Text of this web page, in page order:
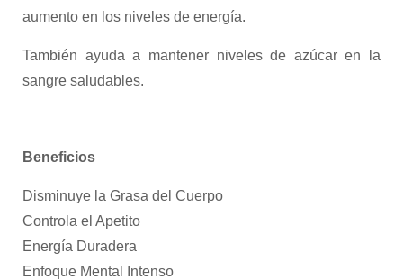
aumento en los niveles de energía.
También ayuda a mantener niveles de azúcar en la
sangre saludables.
Beneficios
Disminuye la Grasa del Cuerpo
Controla el Apetito
Energía Duradera
Enfoque Mental Intenso